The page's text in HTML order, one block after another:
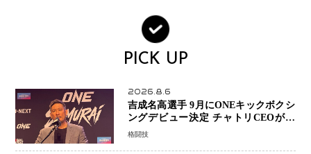
PICK UP
2026.8.6
吉成名高選手 9月にONEキックボクシ
ングデビュー決定 チャトリCEOがサ
プライズ発表 2カ月連続参戦へ
格闘技